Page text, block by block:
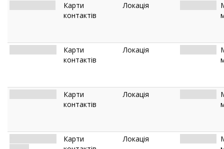
Карти
контактів
Локація
Карти
контактів
Локація
Карти
контактів
Локація
Карти
Локація